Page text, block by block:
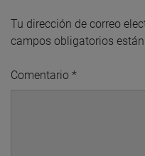
Tu dirección de correo
campos obligatorios
Comentario *